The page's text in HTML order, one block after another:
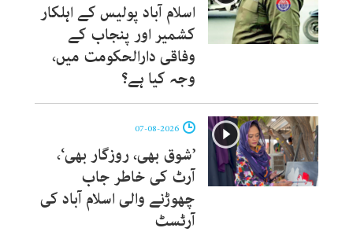
اسلام آباد پولیس کے اہلکار
کشمیر اور پنجاب کے
وفاقی دارالحکومت میں،
وجہ کیا ہے؟
’شوق بھی، روزگار بھی‘،
آرٹ کی خاطر جاب
چھوڑنے والی اسلام آباد کی
آرٹسٹ